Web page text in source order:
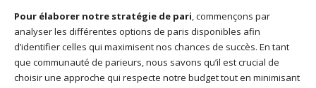
Pour élaborer notre stratégie de pari, commençons par
analyser les différentes options de paris disponibles afin
d’identifier celles qui maximisent nos chances de succès. En tant
que communauté de parieurs, nous savons qu’il est crucial de
choisir une approche qui respecte notre budget tout en minimisant